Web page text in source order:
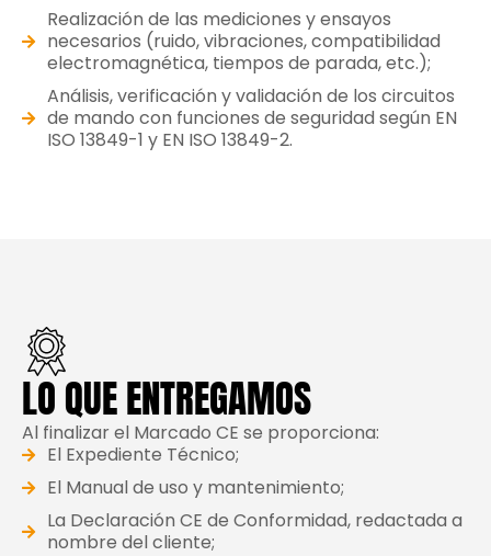
Realización de las mediciones y ensayos
necesarios (ruido, vibraciones, compatibilidad
electromagnética, tiempos de parada, etc.);
Análisis, verificación y validación de los circuitos
de mando con funciones de seguridad según EN
ISO 13849-1 y EN ISO 13849-2.
LO QUE ENTREGAMOS
Al finalizar el Marcado CE se proporciona:
El Expediente Técnico;
El Manual de uso y mantenimiento;
La Declaración CE de Conformidad, redactada a
nombre del cliente;